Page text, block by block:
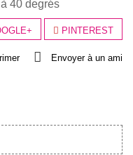
40 degrés
PINTEREST
Envoyer à un ami